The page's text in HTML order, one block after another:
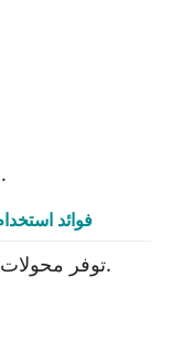
لأن هذه الأسلاك هي أرق وأقل وضوحا.
فوائد
توفر محولات الطيور مزايا تشغيلية وبيئية واقتصادية.